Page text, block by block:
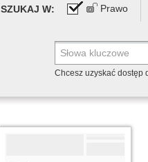
SZUKAJ W: Prawo
Chcesz uzyskać dostęp